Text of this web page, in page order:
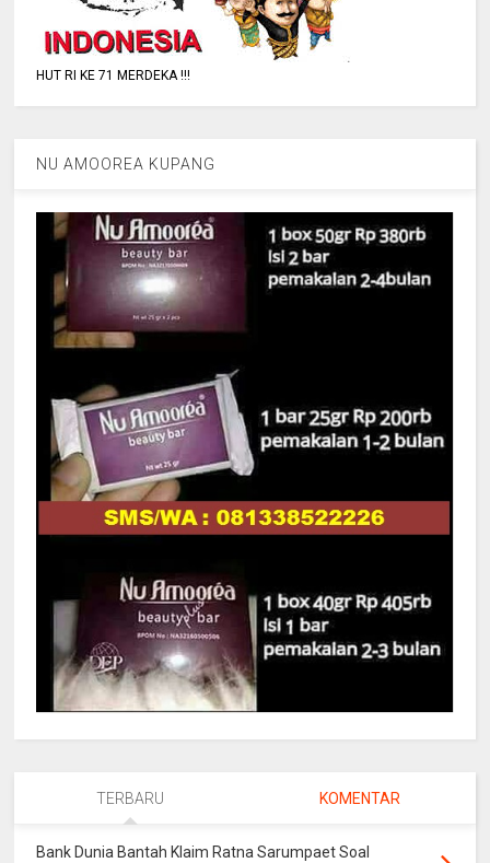
HUT RI KE 71 MERDEKA !!!
NU AMOOREA KUPANG
TERBARU KOMENTAR
Bank Dunia Bantah Klaim Ratna Sarumpaet Soal